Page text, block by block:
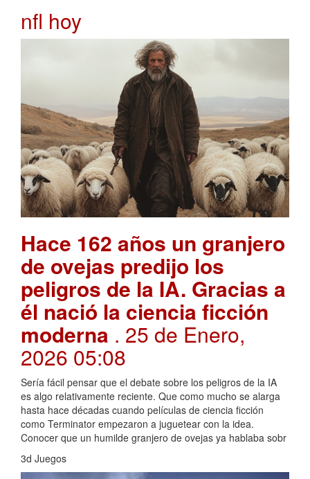
nfl hoy
Hace 162 años un granjero
de ovejas predijo los
peligros de la IA. Gracias a
él nació la ciencia ficción
moderna . 25 de Enero,
2026 05:08
Sería fácil pensar que el debate sobre los peligros de la IA
es algo relativamente reciente. Que como mucho se alarga
hasta hace décadas cuando películas de ciencia ficción
como Terminator empezaron a juguetear con la idea.
Conocer que un humilde granjero de ovejas ya hablaba sobr
3d Juegos